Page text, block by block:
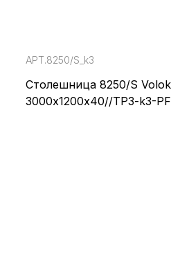
АРТ.8250/S_k3
Столешница 8250/S
3000х1200х40//TP3-k3-